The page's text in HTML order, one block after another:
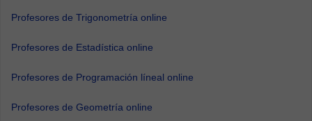
Profesores de Trigonometría online
Profesores de Estadística online
Profesores de Programación líneal online
Profesores de Geometría online